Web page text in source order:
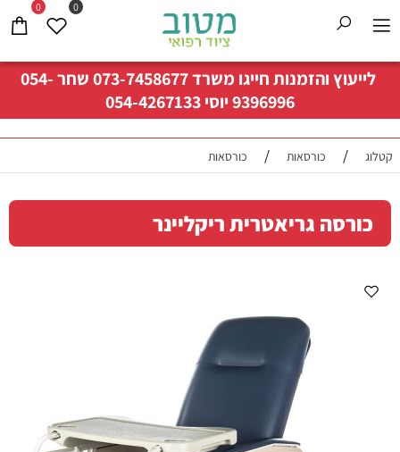
לייעוץ והזמנות חייגו משרד073-7458677שחר054-
9396996יוסי054-4267133
0 0
קטלוג / כורסאות / כורסאות
כורסה גריאטרית ריקליינר